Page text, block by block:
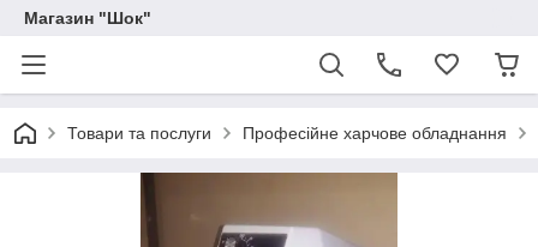
Магазин "Шок"
Товари та послуги Професійне харчове обладнання